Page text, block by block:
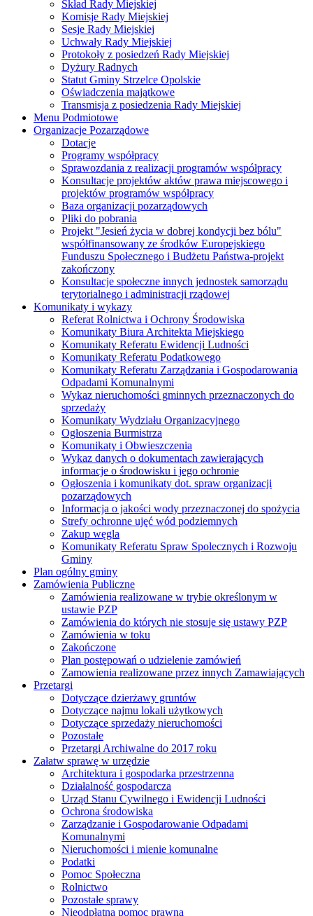
Skład Rady Miejskiej
Komisje Rady Miejskiej
Sesje Rady Miejskiej
Uchwały Rady Miejskiej
Protokoły z posiedzeń Rady Miejskiej
Dyżury Radnych
Statut Gminy Strzelce Opolskie
Oświadczenia majątkowe
Transmisja z posiedzenia Rady Miejskiej
Menu Podmiotowe
Organizacje Pozarządowe
Dotacje
Programy współpracy
Sprawozdania z realizacji programów współpracy
Konsultacje projektów aktów prawa miejscowego i
projektów programów współpracy
Baza organizacji pozarządowych
Pliki do pobrania
Projekt "Jesień życia w dobrej kondycji bez bólu"
współfinansowany ze środków Europejskiego
Funduszu Społecznego i Budżetu Państwa-projekt
zakończony
Konsultacje społeczne innych jednostek samorządu
terytorialnego i administracji rządowej
Komunikaty i wykazy
Referat Rolnictwa i Ochrony Środowiska
Komunikaty Biura Architekta Miejskiego
Komunikaty Referatu Ewidencji Ludności
Komunikaty Referatu Podatkowego
Komunikaty Referatu Zarządzania i Gospodarowania
Odpadami Komunalnymi
Wykaz nieruchomości gminnych przeznaczonych do
sprzedaży
Komunikaty Wydziału Organizacyjnego
Ogłoszenia Burmistrza
Komunikaty i Obwieszczenia
Wykaz danych o dokumentach zawierających
informacje o środowisku i jego ochronie
Ogłoszenia i komunikaty dot. spraw organizacji
pozarządowych
Informacja o jakości wody przeznaczonej do spożycia
Strefy ochronne ujęć wód podziemnych
Zakup węgla
Komunikaty Referatu Spraw Spolecznych i Rozwoju
Gminy
Plan ogólny gminy
Zamówienia Publiczne
Zamówienia realizowane w trybie określonym w
ustawie PZP
Zamówienia do których nie stosuje się ustawy PZP
Zamówienia w toku
Zakończone
Plan postępowań o udzielenie zamówień
Zamowienia realizowane przez innych Zamawiających
Przetargi
Dotyczące dzierżawy gruntów
Dotyczące najmu lokali użytkowych
Dotyczące sprzedaży nieruchomości
Pozostałe
Przetargi Archiwalne do 2017 roku
Załatw sprawę w urzędzie
Architektura i gospodarka przestrzenna
Działalność gospodarcza
Urząd Stanu Cywilnego i Ewidencji Ludności
Ochrona środowiska
Zarządzanie i Gospodarowanie Odpadami
Komunalnymi
Nieruchomości i mienie komunalne
Podatki
Pomoc Społeczna
Rolnictwo
Pozostałe sprawy
Nieodpłatna pomoc prawna